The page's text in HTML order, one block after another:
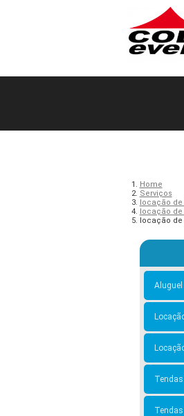
Home
Serviços
locação de
locação de
locação de